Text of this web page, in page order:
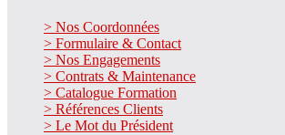
> Nos Coordonnées
> Formulaire & Contact
> Nos Engagements
> Contrats & Maintenance
> Catalogue Formation
> Références Clients
> Le Mot du Président